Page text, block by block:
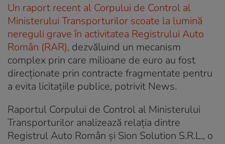
Un raport recent al Corpului de Control al
Ministerului Transporturilor scoate la lumină
nereguli grave în activitatea Registrului Auto
Român (RAR), dezvăluind un mecanism
complex prin care milioane de euro au fost
direcționate prin contracte fragmentate pentru
a evita licitațiile publice, potrivit News.
Raportul Corpului de Control al Ministerului
Transporturilor analizează relația dintre
Registrul Auto Român și Sion Solution S.R.L., o